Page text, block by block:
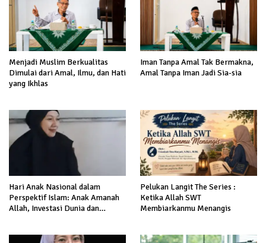
Menjadi Muslim Berkualitas
Dimulai dari Amal, Ilmu, dan Hati
yang Ikhlas
Iman Tanpa Amal Tak Bermakna,
Amal Tanpa Iman Jadi Sia-sia
Hari Anak Nasional dalam
Perspektif Islam: Anak Amanah
Allah, Investasi Dunia dan
Pelukan Langit The Series :
Ketika Allah SWT
Membiarkanmu Menangis